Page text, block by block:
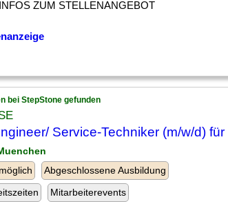
ZUM STELLENANGEBOT
bei StepStone gefunden
Service-Techniker (m/w/d) für
Abgeschlossene Ausbildung
Mitarbeiterevents